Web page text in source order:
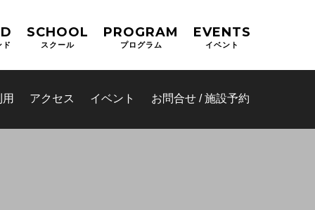
ド
SCHOOL
スクール
PROGRAM
プログラム
EVENTS
イベント
アクセス イベント お問合せ / 施設予約